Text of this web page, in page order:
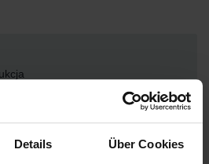
Details Über Cookies
wymiary (dł. 1160 mm x szer.